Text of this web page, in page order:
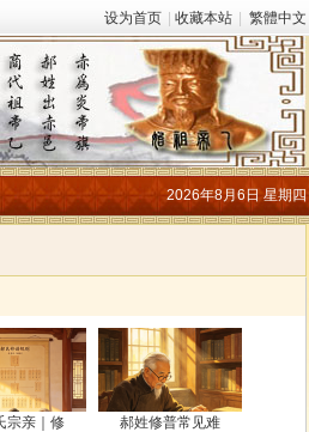
设为首页 收藏本站 繁體中文
2026年8月6日 星期四
宗亲｜修 郝姓修普常见难